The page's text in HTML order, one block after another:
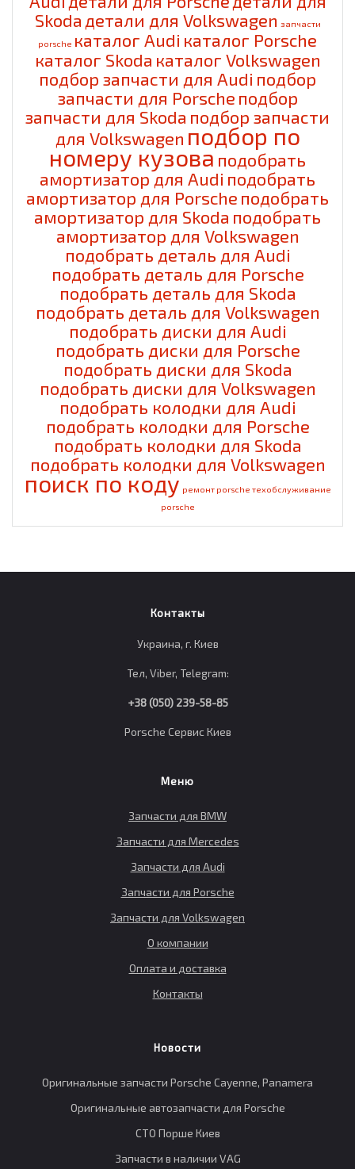
Skoda детали для Volkswagen запчасти
porsche каталог Audi каталог Porsche
каталог Skoda каталог Volkswagen
подбор запчасти для Audi подбор
запчасти для Porsche подбор
запчасти для Skoda подбор запчасти
для Volkswagen подбор по
номеру кузова подобрать
амортизатор для Audi подобрать
амортизатор для Porsche подобрать
амортизатор для Skoda подобрать
амортизатор для Volkswagen
подобрать деталь для Audi
подобрать деталь для Porsche
подобрать деталь для Skoda
подобрать деталь для Volkswagen
подобрать диски для Audi
подобрать диски для Porsche
подобрать диски для Skoda
подобрать диски для Volkswagen
подобрать колодки для Audi
подобрать колодки для Porsche
подобрать колодки для Skoda
подобрать колодки для Volkswagen
поиск по коду ремонт porsche техобслуживание
porsche
Контакты
Украина, г. Киев
Тел, Viber, Telegram:
+38 (050) 239-58-85
Porsche Сервис Киев
Меню
Запчасти для BMW
Запчасти для Mercedes
Запчасти для Audi
Запчасти для Porsche
Запчасти для Volkswagen
О компании
Оплата и доставка
Контакты
Новости
Оригинальные запчасти Porsche Cayenne, Panamera
Оригинальные автозапчасти для Porsche
СТО Порше Киев
Запчасти в наличии VAG